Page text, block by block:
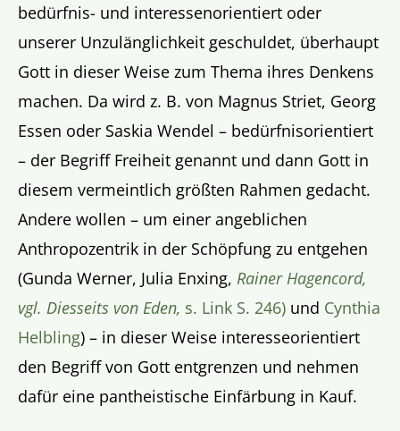
bedürfnis- und interessenorientiert oder
unserer Unzulänglichkeit geschuldet, überhaupt
Gott in dieser Weise zum Thema ihres Denkens
machen. Da wird z. B. von Magnus Striet, Georg
Essen oder Saskia Wendel – bedürfnisorientiert
– der Begriff Freiheit genannt und dann Gott in
diesem vermeintlich größten Rahmen gedacht.
Andere wollen – um einer angeblichen
Anthropozentrik in der Schöpfung zu entgehen
(Gunda Werner, Julia Enxing, Rainer Hagencord,
vgl. Diesseits von Eden, s. Link S. 246) und Cynthia
Helbling) – in dieser Weise interesseorientiert
den Begriff von Gott entgrenzen und nehmen
dafür eine pantheistische Einfärbung in Kauf.